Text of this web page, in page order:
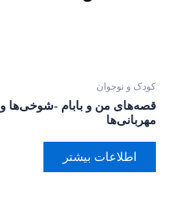
کودک و نوجوان
قصه‌های من و بابام -شوخی‌ها و
مهربانی‌ها
اطلاعات بیشتر